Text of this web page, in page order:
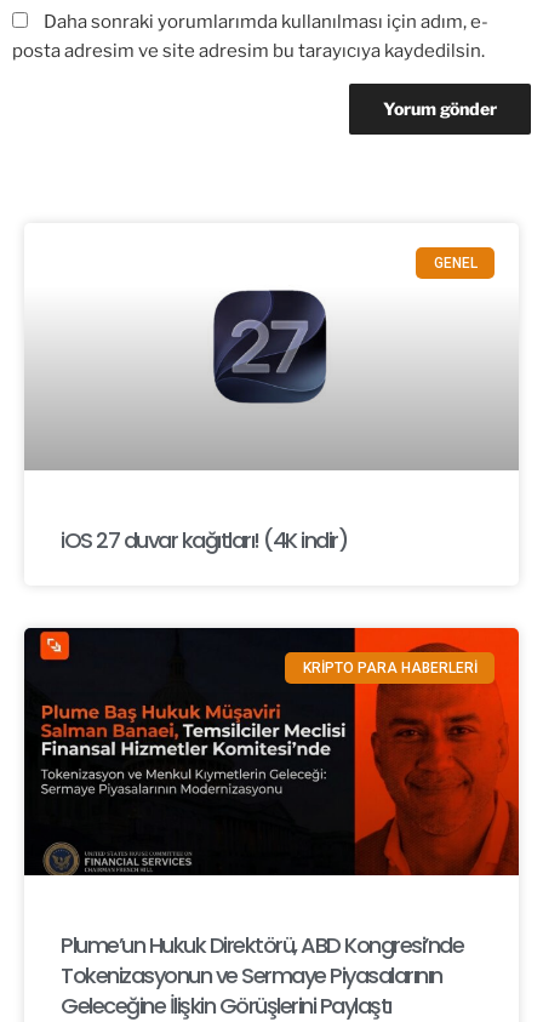
Daha sonraki yorumlarımda kullanılması için adım, e-
posta adresim ve site adresim bu tarayıcıya kaydedilsin.
GENEL
iOS 27 duvar kağıtları! (4K indir)
KRİPTO PARA HABERLERİ
Plume’un Hukuk Direktörü, ABD Kongresi’nde
Tokenizasyonun ve Sermaye Piyasalarının
Geleceğine İlişkin Görüşlerini Paylaştı